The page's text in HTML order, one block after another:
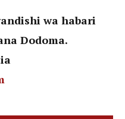
wa habari
Dodoma.